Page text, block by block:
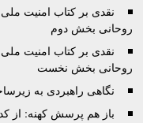
نقدی بر کتاب امنيت
روحانی بخش دوم
نقدی بر کتاب امنيت
روحانی بخش نخست
نگاهی راهبردی به
باز هم پرسش کهنه‌: از